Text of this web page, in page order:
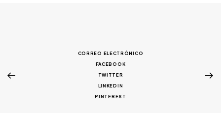
CORREO ELECTRÓNICO
FACEBOOK
TWITTER
LINKEDIN
PINTEREST